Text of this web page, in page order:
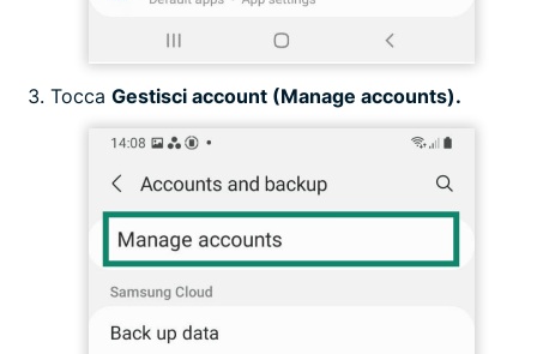
Tocca Gestisci account (Manage accounts).